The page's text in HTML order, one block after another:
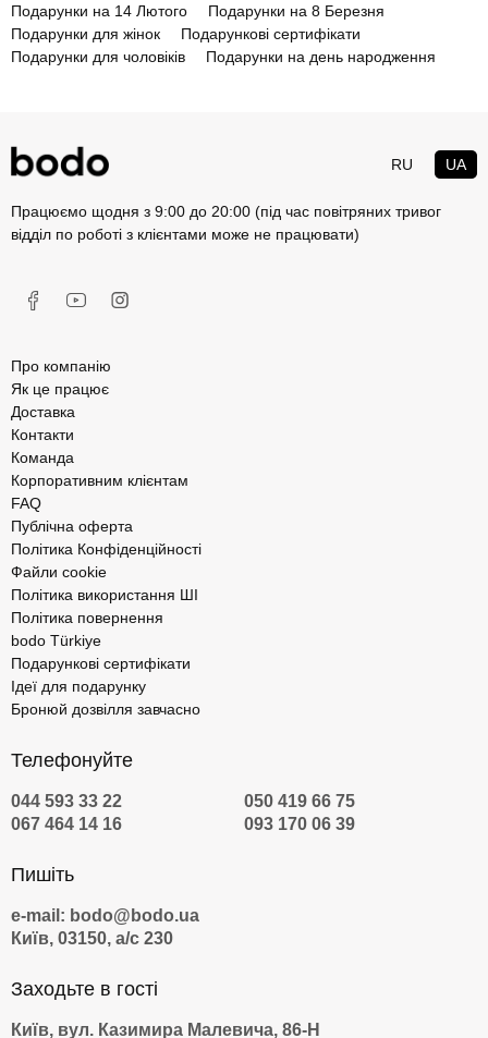
Подарунки на 14 Лютого
Подарунки на 8 Березня
Подарунки для жінок
Подарункові сертифікати
Подарунки для чоловіків
Подарунки на день народження
RU UA
Працюємо щодня з 9:00 до 20:00 (під час повітряних тривог
відділ по роботі з клієнтами може не працювати)
Про компанію
Як це працює
Доставка
Контакти
Команда
Корпоративним клієнтам
FAQ
Публічна оферта
Політика Конфіденційності
Файли cookie
Політика використання ШІ
Політика повернення
bodo Türkiye
Подарункові сертифікати
Ідеї для подарунку
Бронюй дозвілля завчасно
Телефонуйте
044 593 33 22
050 419 66 75
067 464 14 16
093 170 06 39
Пишіть
e-mail: bodo@bodo.ua
Київ, 03150, а/с 230
Заходьте в гості
Київ, вул. Казимира Малевича, 86-Н